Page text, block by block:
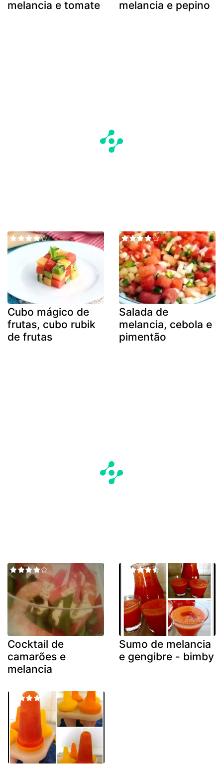
melancia e tomate melancia e pepino
Cubo mágico de
frutas, cubo rubik
de frutas
Salada de
melancia, cebola e
pimentão
Cocktail de
camarões e
melancia
Sumo de melancia
e gengibre - bimby